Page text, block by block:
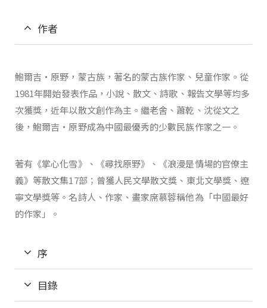
作者
鮑爾吉‧原野，蒙古族，著名的蒙古族作家、兒童作家。從
1981年開始發表作品，小說、散文、詩歌、報告文學等均多
次獲獎，近年以散文創作為主。繼老舍、蕭乾、沈從文之
後，鮑爾吉‧原野成為中國最優秀的少數民族作家之一。
著有《掌心化雪》、《尋找原野》、《浪漫是情場的官僚主
義》等散文集17部；曾獲人民文學散文獎、東北文學獎、遼
寧文學獎等。名詩人、作家、畫家席慕蓉稱他為「中國最好
的作家」。
序
目錄